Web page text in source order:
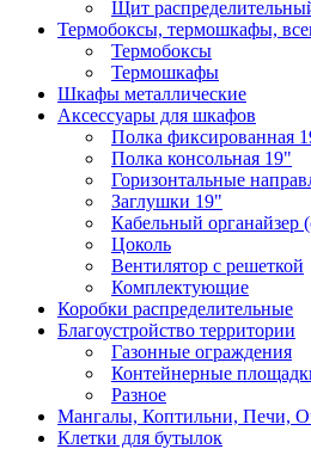
Щит
Термобоксы, термошкафы,
Термобоксы
Термошкафы
Шкафы металлические
Аксессуары для шкафов
Полка фиксированная
Полка консольная 19"
Горизонтальные
Заглушки 19"
Кабельный органайзер
Цоколь
Вентилятор с решеткой
Комплектующие
Коробки распределительные
Благоустройство территории
Газонные ограждения
Контейнерные
Разное
Мангалы, Коптильни, Печи,
Клетки для бутылок